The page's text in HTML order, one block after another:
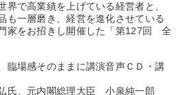
（全1315タイトル）からお探しいただけ
界で高業績を上げている経営者と、
も一層磨き、経営を進化させている
家をお招きし開催した「第127回 全
臨場感そのままに講演音声ＣＤ・講
氏、元内閣総理大臣 小泉純一郎